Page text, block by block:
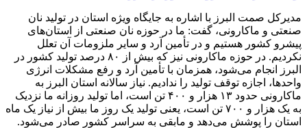
مدیرکل صمت البرز با اشاره به جایگاه ویژه استان در تولید نان
صنعتی و ماکارونی، گفت: ما در حوزه نان صنعتی از استان‌های
پیشرو کشور هستیم و در تأمین آرد و سایر ملزومات آن تعلل
نکردیم. در حوزه ماکارونی نیز که بیش از ۸۰ درصد تولید کشور در
البرز انجام می‌شود، همزمان با تأمین آرد و رفع مشکلات انرژی
واحدها، اجازه توقف تولید را ندادیم. نیاز سالانه استان البرز به
ماکارونی حدود ۱۳ هزار و ۴۰۰ تن است، اما تولید روزانه ما نزدیک
به یک هزار و ۷۰۰ تن است، یعنی تولید یک روز ما بیش از نیاز یک ماه
استان را پوشش می‌دهد و مابقی به سراسر کشور صادر می‌شود.